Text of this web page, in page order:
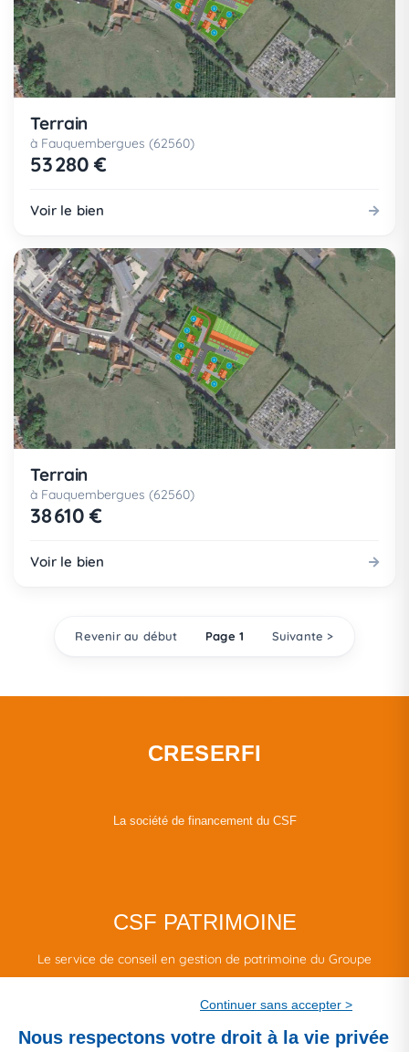
Terrain
à Fauquembergues (62560)
53 280 €
Voir le bien
Terrain
à Fauquembergues (62560)
38 610 €
Voir le bien
Revenir au début Page 1 Suivante >
CRESERFI
La société de financement du CSF
CSF PATRIMOINE
Le service de conseil en gestion de patrimoine du Groupe
Continuer sans accepter >
Nous respectons votre droit à la vie privée